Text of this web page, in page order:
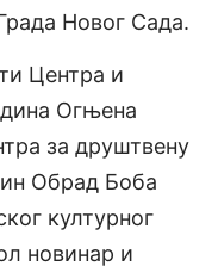
Новог Сада.
Центра и
Огњена
за друштвену
Обрад Боба
културног
новинар и